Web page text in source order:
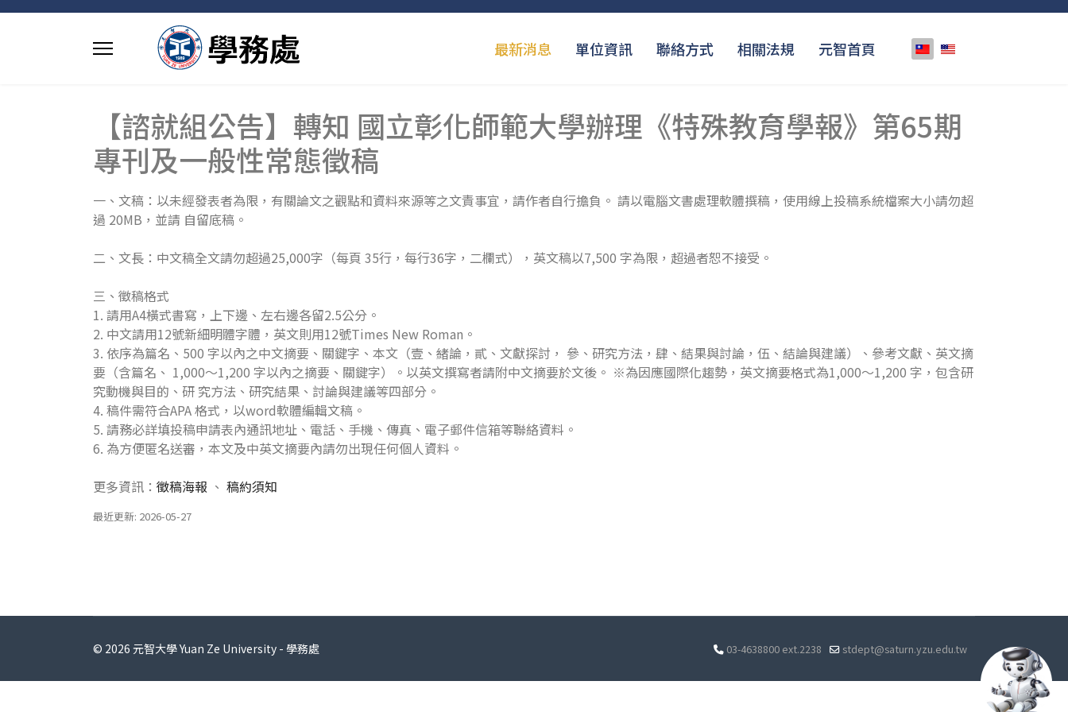
最新消息 單位資訊 聯絡方式 相關法規 元智首頁 選擇你的語言
【諮就組公告】轉知 國立彰化師範大學辦理《特殊教育學報》第65期
專刊及一般性常態徵稿
一、文稿：以未經發表者為限，有關論文之觀點和資料來源等之文責事宜，請作者自行擔負。 請以電腦文書處理軟體撰稿，使用線上投稿系統檔案大小請勿超
過 20MB，並請 自留底稿。
二、文長：中文稿全文請勿超過25,000字（每頁 35行，每行36字，二欄式），英文稿以7,500 字為限，超過者恕不接受。
三、徵稿格式
1. 請用A4橫式書寫，上下邊、左右邊各留2.5公分。
2. 中文請用12號新細明體字體，英文則用12號Times New Roman。
3. 依序為篇名、500 字以內之中文摘要、關鍵字、本文（壹、緒論，貳、文獻探討， 參、研究方法，肆、結果與討論，伍、結論與建議）、參考文獻、英文摘
要（含篇名、 1,000～1,200 字以內之摘要、關鍵字）。以英文撰寫者請附中文摘要於文後。 ※為因應國際化趨勢，英文摘要格式為1,000～1,200 字，包含研
究動機與目的、研 究方法、研究結果、討論與建議等四部分。
4. 稿件需符合APA 格式，以word軟體編輯文稿。
5. 請務必詳填投稿申請表內通訊地址、電話、手機、傳真、電子郵件信箱等聯絡資料。
6. 為方便匿名送審，本文及中英文摘要內請勿出現任何個人資料。
更多資訊： 徵稿海報 、 稿約須知
最近更新: 2026-05-27
© 2026 元智大學 Yuan Ze University - 學務處 03-4638800 ext.2238 stdept@saturn.yzu.edu.tw